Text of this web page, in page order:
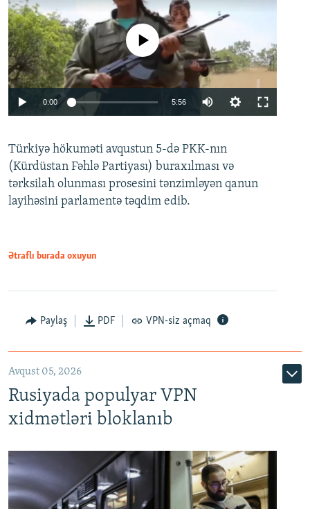
Auto 240p 360p 480p
720p 1080p
No media source currently available
0:00 5:56
360p
480p
Türkiyə hökuməti avqustun 5-də PKK-nın
(Kürdüstan Fəhlə Partiyası) buraxılması və
tərksilah olunması prosesini tənzimləyən qanun
layihəsini parlamentə təqdim edib.
Ətraflı burada oxuyun
Paylaş PDF VPN-siz açmaq
Avqust 05, 2026
Rusiyada populyar VPN
xidmətləri bloklanıb